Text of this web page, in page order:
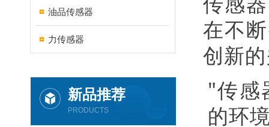
油品传感器
力传感器
新品推荐
PRODUCTS
在不
创新
"传感
的环